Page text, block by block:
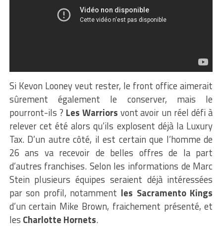
Si Kevon Looney veut rester, le front office aimerait
sûrement également le conserver, mais le
pourront-ils ? Les Warriors vont avoir un réel défi à
relever cet été alors qu’ils explosent déjà la Luxury
Tax. D’un autre côté, il est certain que l’homme de
26 ans va recevoir de belles offres de la part
d’autres franchises. Selon les informations de Marc
Stein plusieurs équipes seraient déjà intéressées
par son profil, notamment les Sacramento Kings
d’un certain Mike Brown, fraichement présenté, et
les Charlotte Hornets.